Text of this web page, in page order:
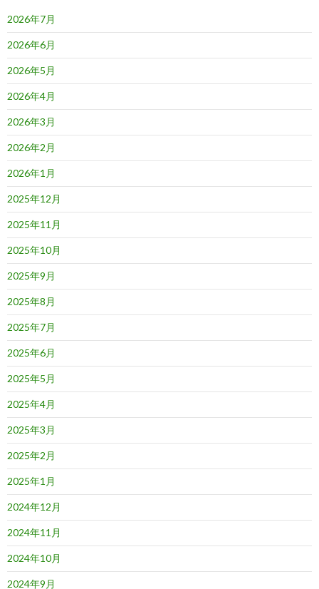
2026年7月
2026年6月
2026年5月
2026年4月
2026年3月
2026年2月
2026年1月
2025年12月
2025年11月
2025年10月
2025年9月
2025年8月
2025年7月
2025年6月
2025年5月
2025年4月
2025年3月
2025年2月
2025年1月
2024年12月
2024年11月
2024年10月
2024年9月